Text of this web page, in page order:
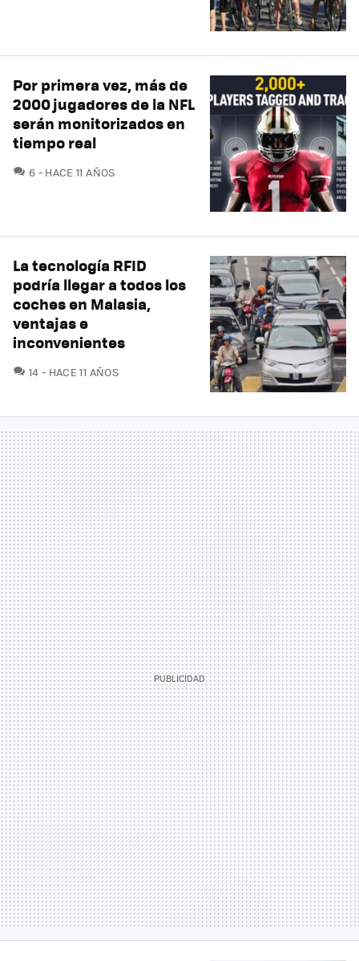
Por primera vez, más de
2000 jugadores de la NFL
serán monitorizados en
tiempo real
6 COMENTARIOS
HACE 11 AÑOS
La tecnología RFID
podría llegar a todos los
coches en Malasia,
ventajas e
inconvenientes
14 COMENTARIOS
HACE 11 AÑOS